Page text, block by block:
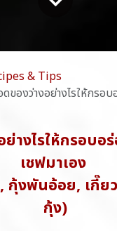
& Tips
งว่างอย่างไรให้กรอบอร่อย
างไรให้กรอบอ
เชฟมาเอง
กุ้งพันอ้อย, เกี๊ย
กุ้ง)